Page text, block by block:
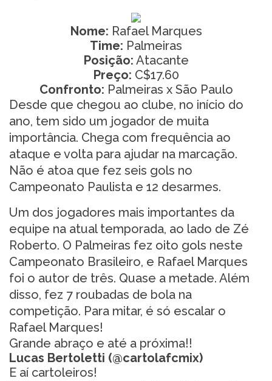
Nome: Rafael Marques
Time: Palmeiras
Posição: Atacante
Preço: C$17.60
Confronto: Palmeiras x São Paulo
Desde que chegou ao clube, no início do
ano, tem sido um jogador de muita
importância. Chega com frequência ao
ataque e volta para ajudar na marcação.
Não é atoa que fez seis gols no
Campeonato Paulista e 12 desarmes.
Um dos jogadores mais importantes da
equipe na atual temporada, ao lado de Zé
Roberto. O Palmeiras fez oito gols neste
Campeonato Brasileiro, e Rafael Marques
foi o autor de três. Quase a metade. Além
disso, fez 7 roubadas de bola na
competição. Para mitar, é só escalar o
Rafael Marques!
Grande abraço e até a próxima!!
Lucas Bertoletti (@cartolafcmix)
E aí cartoleiros!